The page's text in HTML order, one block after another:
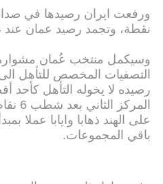
نقطة، وتجمد رصيد عمان عند 14 نقطة.
وسيكمل منتخب عُمان
التصفيات المخصص للتأهل
رصيده لا يخوله التأهل كأحد
على الهند ذهابا وايابا عملا
باقي المجموعات.